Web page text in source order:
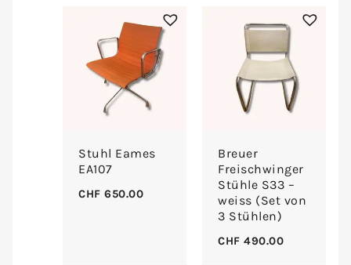
Stuhl Eames
EA107
CHF 650.00
Breuer
Freischwinger
Stühle S33 –
weiss (Set von
3 Stühlen)
CHF 490.00